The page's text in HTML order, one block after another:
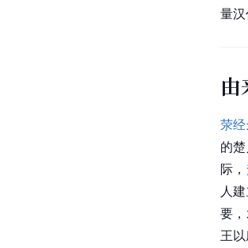
量汉
由
荥经
的
际，
人
要
王